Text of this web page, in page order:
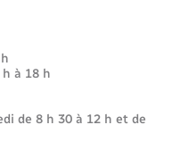
à 18 h
de 8 h 30 à 12 h et de